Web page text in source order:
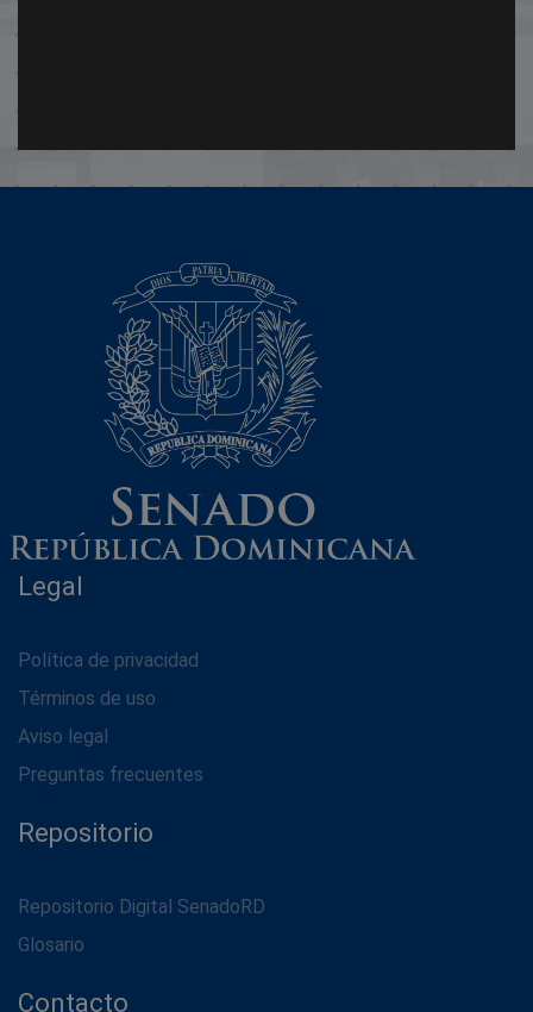
Legal
Política de privacidad
Términos de uso
Aviso legal
Preguntas frecuentes
Repositorio
Repositorio Digital SenadoRD
Glosario
Contacto